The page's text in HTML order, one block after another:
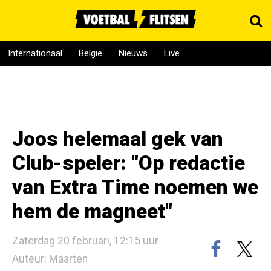
Internationaal België Nieuws Live
Joos helemaal gek van
Club-speler: "Op redactie
van Extra Time noemen we
hem de magneet"
Zaterdag 20 februari, 12:15 uur
Auteur: Maarten